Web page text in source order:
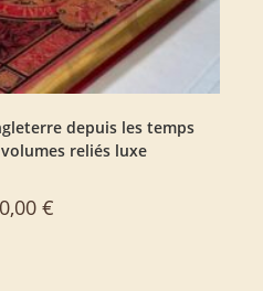
depuis les temps
reliés luxe
€